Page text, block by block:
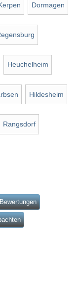
Dormagen
Heuchelheim
Hildesheim
Rangsdorf